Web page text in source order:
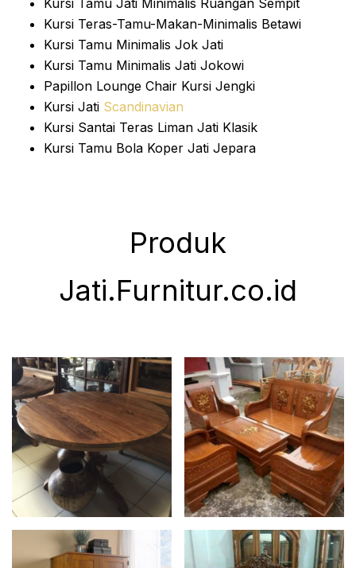
Kursi Tamu Jati Minimalis Ruangan Sempit
Kursi Teras-Tamu-Makan-Minimalis Betawi
Kursi Tamu Minimalis Jok Jati
Kursi Tamu Minimalis Jati Jokowi
Papillon Lounge Chair Kursi Jengki
Kursi Jati Scandinavian
Kursi Santai Teras Liman Jati Klasik
Kursi Tamu Bola Koper Jati Jepara
Produk
Jati.Furnitur.co.id